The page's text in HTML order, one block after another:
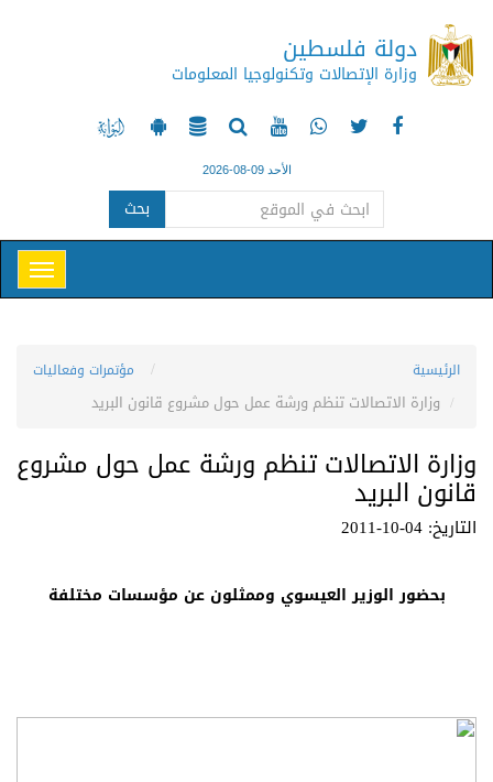
دولة فلسطين
وزارة الإتصالات وتكنولوجيا المعلومات
الأحد 09-08-2026
بحث
الرئيسية مؤتمرات وفعاليات
وزارة الاتصالات تنظم ورشة عمل حول مشروع قانون البريد
وزارة الاتصالات تنظم ورشة عمل حول مشروع
قانون البريد
التاريخ: 04-10-2011
بحضور الوزير العيسوي وممثلون عن مؤسسات مختلفة